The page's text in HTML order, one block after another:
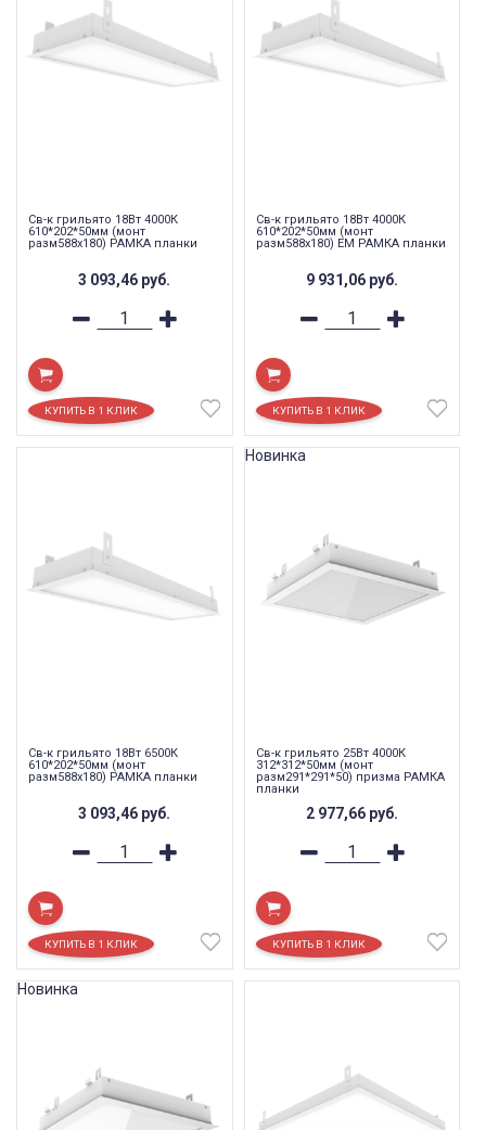
Св-к грильято 18Вт 4000К
610*202*50мм (монт
разм588х180) РАМКА планки
3 093,46 руб.
Св-к грильято 18Вт 4000К
610*202*50мм (монт
разм588х180) EM РАМКА планки
9 931,06 руб.
Св-к грильято 18Вт 6500К
610*202*50мм (монт
разм588х180) РАМКА планки
3 093,46 руб.
Св-к грильято 25Вт 4000К
312*312*50мм (монт
разм291*291*50) призма РАМКА
планки
2 977,66 руб.
Новинка
Новинка